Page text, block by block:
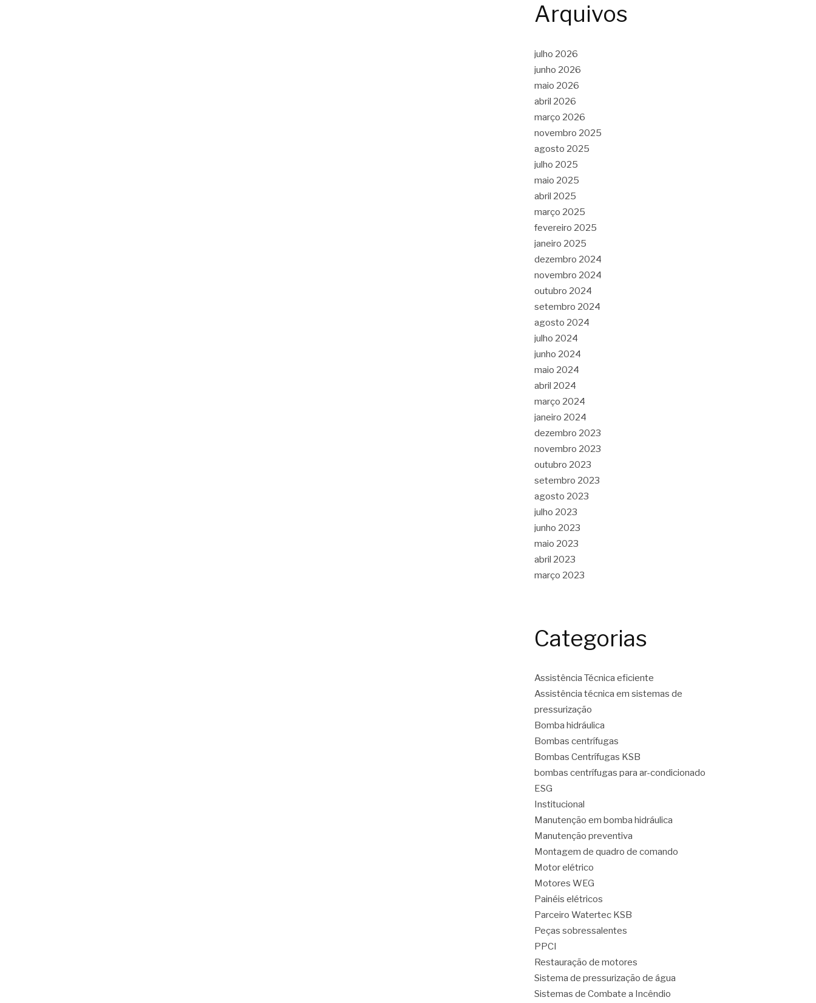
Arquivos
julho 2026
junho 2026
maio 2026
abril 2026
março 2026
novembro 2025
agosto 2025
julho 2025
maio 2025
abril 2025
março 2025
fevereiro 2025
janeiro 2025
dezembro 2024
novembro 2024
outubro 2024
setembro 2024
agosto 2024
julho 2024
junho 2024
maio 2024
abril 2024
março 2024
janeiro 2024
dezembro 2023
novembro 2023
outubro 2023
setembro 2023
agosto 2023
julho 2023
junho 2023
maio 2023
abril 2023
março 2023
Categorias
Assistência Técnica eficiente
Assistência técnica em sistemas de
pressurização
Bomba hidráulica
Bombas centrífugas
Bombas Centrífugas KSB
bombas centrífugas para ar-condicionado
ESG
Institucional
Manutenção em bomba hidráulica
Manutenção preventiva
Montagem de quadro de comando
Motor elétrico
Motores WEG
Painéis elétricos
Parceiro Watertec KSB
Peças sobressalentes
PPCI
Restauração de motores
Sistema de pressurização de água
Sistemas de Combate a Incêndio